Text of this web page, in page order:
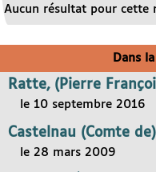
Aucun résultat pour cette
Dans
Ratte, (Pierre
le 10 septembre 2016
Castelnau (Comte de)
le 28 mars 2009